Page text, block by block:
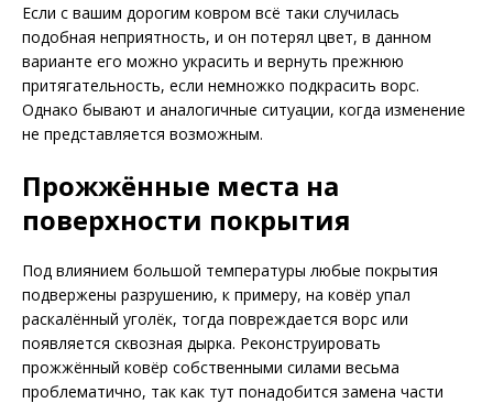
Если с вашим дорогим ковром всё таки случилась
подобная неприятность, и он потерял цвет, в данном
варианте его можно украсить и вернуть прежнюю
притягательность, если немножко подкрасить ворс.
Однако бывают и аналогичные ситуации, когда изменение
не представляется возможным.
Прожжённые места на
поверхности покрытия
Под влиянием большой температуры любые покрытия
подвержены разрушению, к примеру, на ковёр упал
раскалённый уголёк, тогда повреждается ворс или
появляется сквозная дырка. Реконструировать
прожжённый ковёр собственными силами весьма
проблематично, так как тут понадобится замена части